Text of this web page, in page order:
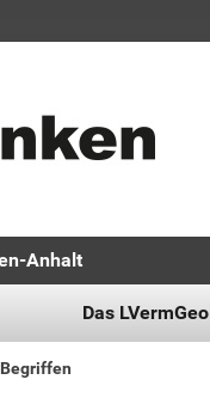
Anhalt
Das LVermGeo